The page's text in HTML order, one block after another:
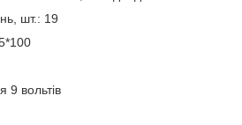
шт.: 19
9 вольтів